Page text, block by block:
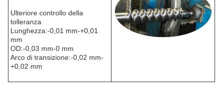
Ulteriore controllo della
tolleranza
Lunghezza:-0,01 mm-+0,01
mm
OD:-0,03 mm-0 mm
Arco di transizione:-0,02 mm-
+0,02 mm